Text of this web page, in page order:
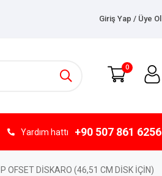
Giriş Yap / Üye Ol
0
Yardım hattı +90 507 861 6256
OFSET DİSKARO (46,51 CM DİSK İÇİN)